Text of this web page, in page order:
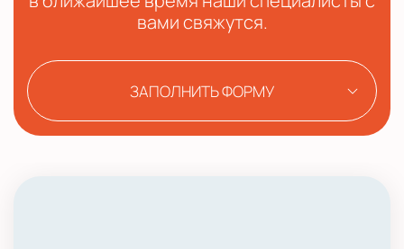
вами свяжутся.
ЗАПОЛНИТЬ ФОРМУ